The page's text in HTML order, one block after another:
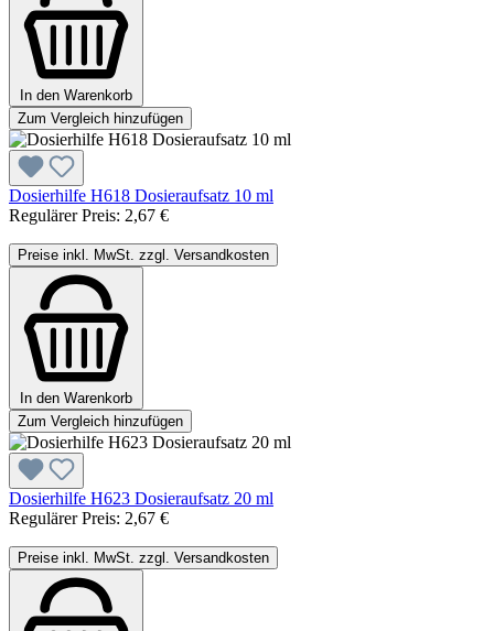
In den Warenkorb
Zum Vergleich hinzufügen
Dosierhilfe H618 Dosieraufsatz 10 ml
Regulärer Preis: 2,67 €
Preise inkl. MwSt. zzgl. Versandkosten
In den Warenkorb
Zum Vergleich hinzufügen
Dosierhilfe H623 Dosieraufsatz 20 ml
Regulärer Preis: 2,67 €
Preise inkl. MwSt. zzgl. Versandkosten